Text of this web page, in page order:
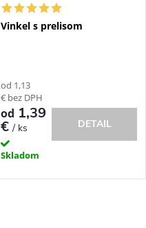
Vinkel s prelisom
od 1,13
€ bez DPH
od 1,39
€/ ks
Skladom
DETAIL